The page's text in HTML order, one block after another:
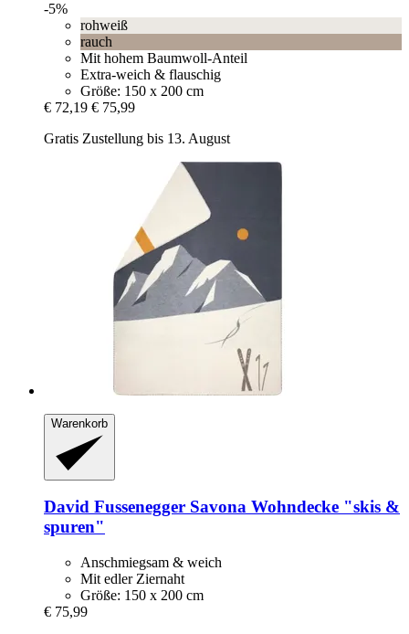
-5%
rohweiß
rauch
Mit hohem Baumwoll-Anteil
Extra-weich & flauschig
Größe: 150 x 200 cm
€ 72,19 € 75,99
Gratis Zustellung bis 13. August
Warenkorb
David Fussenegger Savona Wohndecke "skis &
spuren"
Anschmiegsam & weich
Mit edler Ziernaht
Größe: 150 x 200 cm
€ 75,99